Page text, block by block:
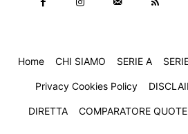
Home CHI SIAMO SERIE A
Privacy Cookies Policy
DIRETTA COMPARATORE QUOTE